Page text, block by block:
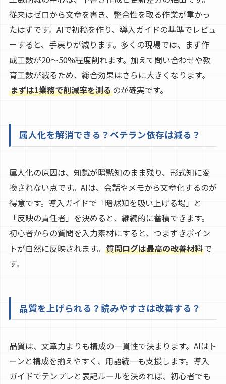
従来はゼロから文章を書き、整合性を取る作業が重かっ
たはずです。AIで初稿を作り、導入ガイドの基準でレビュ
ーすると、手戻りが減ります。多くの現場では、まず作
成工数が20〜50%程度削れます。加えて問い合わせや教
育工数が減るため、総合効果はさらに大きくなります。
まずは1業務で削減率を測るのが確実です。
属人化を解消できる？ベテラン依存は減る？
属人化の原因は、知識が暗黙知のまま残り、形式知に変
換されない点です。AIは、会話やメモから文章化するのが
得意です。導入ガイドで「暗黙知を吸い上げる場」と
「反映の責任者」を決めると、継続的に蓄積できます。
初心者からの質問を入力素材にすると、つまずきポイン
トが自然に反映されます。 質問ログは最高の改善材料で
す。
品質を上げられる？読みやすさは改善する？
品質は、文章力よりも構成の一貫性で決まります。AIはト
ーンと構成を揃えやすく、用語統一も支援します。導入
ガイドでテンプレと表記ルールを決めれば、初心者でも